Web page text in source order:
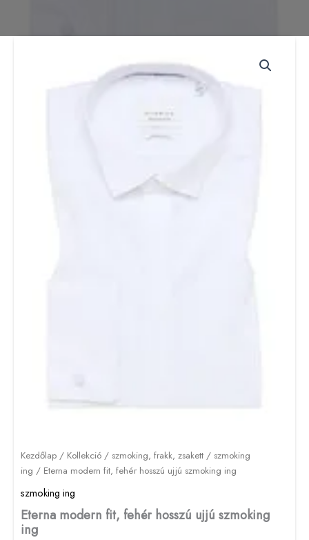
Kezdőlap / Kollekció / szmoking, frakk, zsakett / szmoking
ing / Eterna modern fit, fehér hosszú ujjú szmoking ing
szmoking ing
Eterna modern fit, fehér hosszú ujjú szmoking
ing